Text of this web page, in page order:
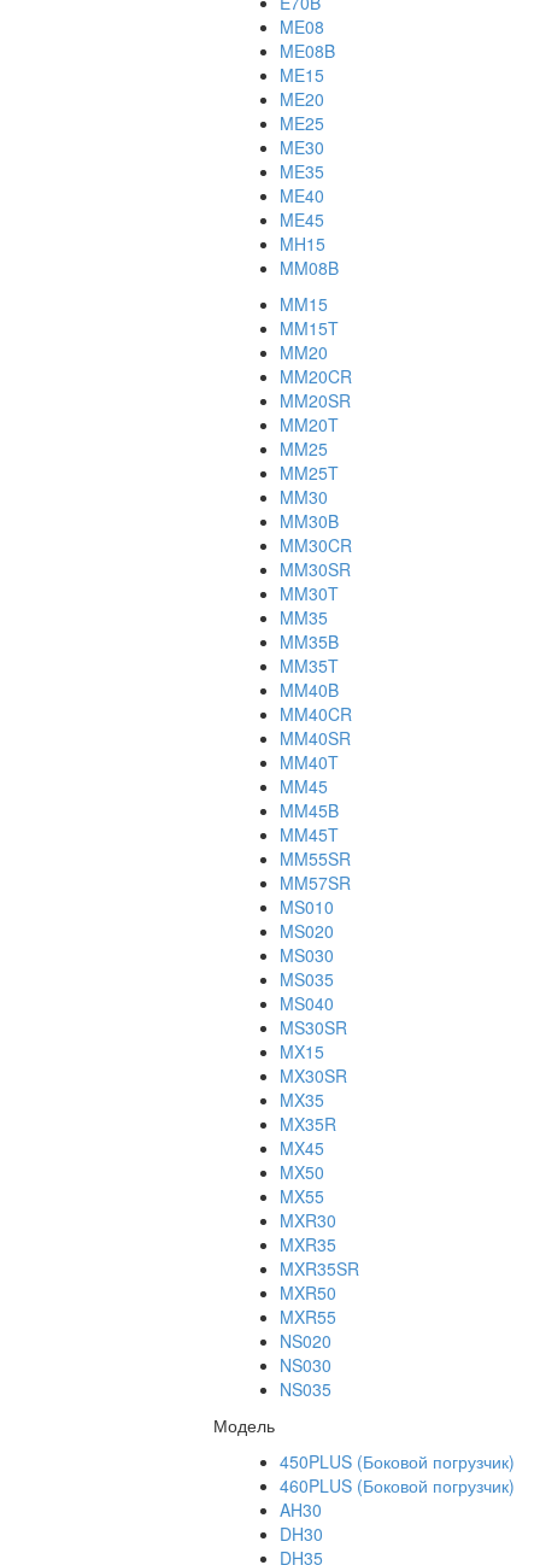
ME08
ME08B
ME15
ME20
ME25
ME30
ME35
ME40
ME45
MH15
MM08B
MM15
MM15T
MM20
MM20CR
MM20SR
MM20T
MM25
MM25T
MM30
MM30B
MM30CR
MM30SR
MM30T
MM35
MM35B
MM35T
MM40B
MM40CR
MM40SR
MM40T
MM45
MM45B
MM45T
MM55SR
MM57SR
MS010
MS020
MS030
MS035
MS040
MS30SR
MX15
MX30SR
MX35
MX35R
MX45
MX50
MX55
MXR30
MXR35
MXR35SR
MXR50
MXR55
NS020
NS030
NS035
Модель
450PLUS (Боковой погрузчик)
460PLUS (Боковой погрузчик)
AH30
DH30
DH35